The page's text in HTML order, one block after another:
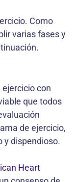
Como
varias fases y
con
que todos
de ejercicio,
y dispendioso.
Heart